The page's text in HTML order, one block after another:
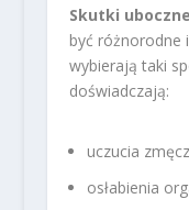
Skutki
być różnorodne
wybierają taki
doświadczają:
uczucia
osłabienia